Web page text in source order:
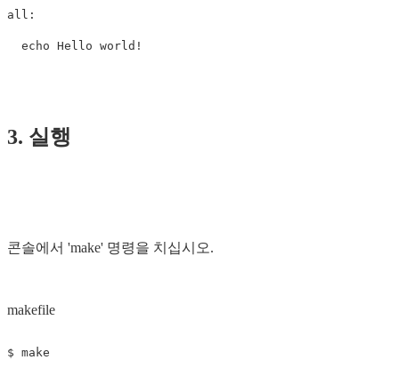
all :
echo Hello world!
3. 실행
콘솔에서 'make' 명령을 치십시오.
makefile
$